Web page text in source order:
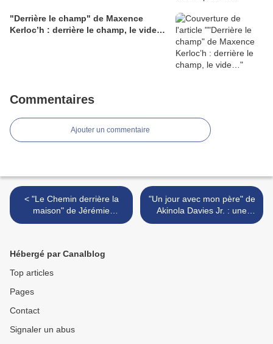
"Derrière le champ" de Maxence
Kerloc’h : derrière le champ, le vide…
Commentaires
Ajouter un commentaire
< "Le Chemin derrière la
maison" de Jérémie
Gasparutto : la BD comme
"Un jour avec mon père" de
Akinola Davies Jr. : une
journée particulière… >
Hébergé par Canalblog
Top articles
Pages
Contact
Signaler un abus